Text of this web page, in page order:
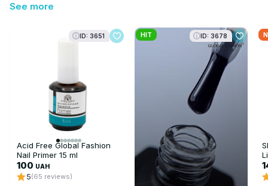
See more
ID: 3651
Acid Free Global Fashion
Nail Primer 15 ml
100 UAH
5(65 reviews)
HIT ID: 3678